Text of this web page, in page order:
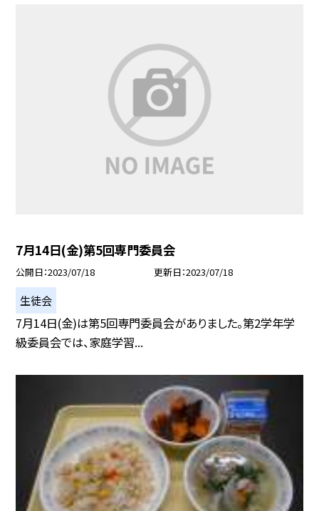
7月14日(金)第5回専門委員会
公開日 2023/07/18 更新日 2023/07/18
生徒会
7月14日(金)は第5回専門委員会がありました。第2学年学
級委員会では、家庭学習...